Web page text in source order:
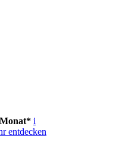
i
entdecken